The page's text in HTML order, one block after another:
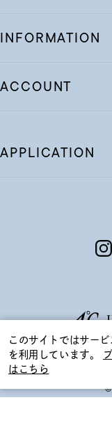
INFORMATION
ACCOUNT
APPLICATION
このサイトではサー
を利用しています。
はこちら